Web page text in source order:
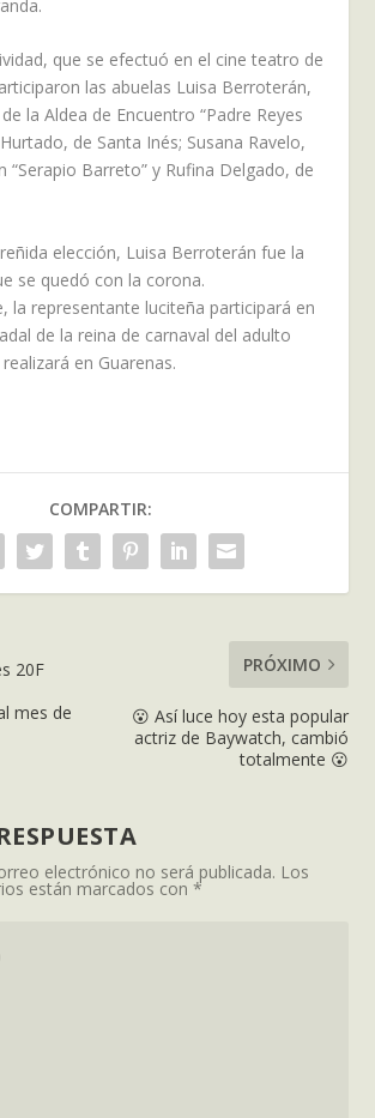
que se efectuó en el cine teatro de
las abuelas Luisa Berroterán,
la Aldea de Encuentro “Padre Reyes
de Santa Inés; Susana Ravelo,
“Serapio Barreto” y Rufina Delgado, de
elección, Luisa Berroterán fue la
se quedó con la corona.
la representante luciteña participará en
de la reina de carnaval del adulto
en Guarenas.
COMPARTIR:
20F
mes de
PRÓXIMO
😮 Así luce hoy esta popular
actriz de Baywatch, cambió
totalmente 😮
electrónico no será publicada. Los
están marcados con*